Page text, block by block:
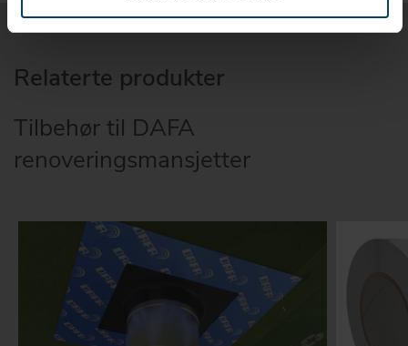
Relaterte produkter
Tilbehør til DAFA
renoveringsmansjetter